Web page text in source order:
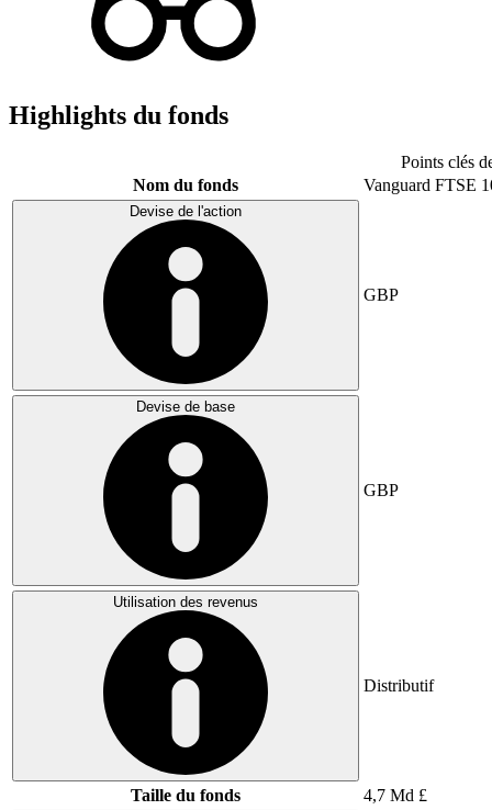
Highlights du fonds
Points clés
Nom du fonds
Vanguard FTSE
Devise de l'action
GBP
Devise de base
GBP
Utilisation des revenus
Distributif
Taille du fonds 4,7 Md £